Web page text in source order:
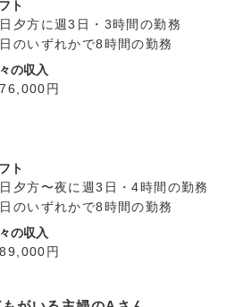
ト
夕方に週3日・3時間の勤務
のいずれかで8時間の勤務
の収入
円
ト
夕方〜夜に週3日・4時間の勤務
のいずれかで8時間の勤務
の収入
円